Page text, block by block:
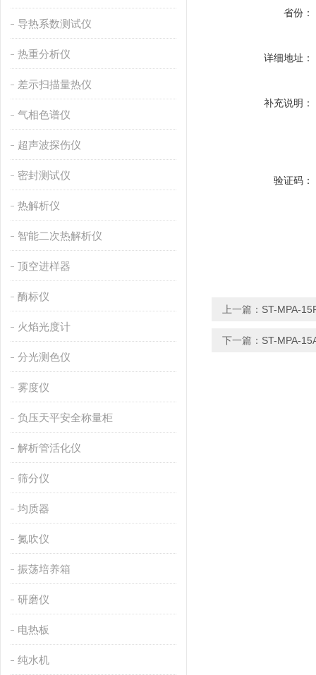
导热系数测试仪
热重分析仪
差示扫描量热仪
气相色谱仪
超声波探伤仪
密封测试仪
热解析仪
智能二次热解析仪
顶空进样器
酶标仪
火焰光度计
分光测色仪
雾度仪
负压天平安全称量柜
解析管活化仪
筛分仪
均质器
氮吹仪
振荡培养箱
研磨仪
电热板
纯水机
省份：
详细地址：
补充说明：
验证码：
上一篇： ST-MPA-
下一篇： ST-MPA-